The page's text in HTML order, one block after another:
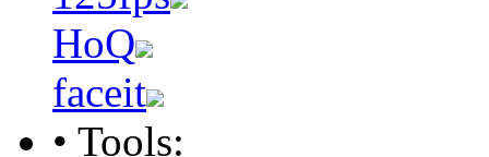
HoQ
faceit
• Tools: